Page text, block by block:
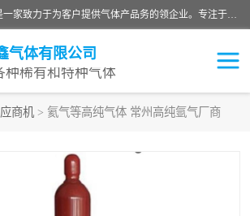
常州泳鑫气体有限公司是一家致力于为客户提供气体产品务的领企业。专注于环氧乙烷剂、环氧乙烷、高纯气体以及稀有和特种气体的研发、生产、销售和配送，产品广泛应用于医疗、电子、科研、化工、食品等多个领域。主要产品有：环氧乙烷灭菌剂，环氧乙烷，高纯氩，氮，氪，氙，氖，氘，笑，氦，氢，氧等各种稀有和特种气体。
气体有限公司
种稀有和特种气体
商机 > 氦气等高纯气体 常州高纯氩气厂商